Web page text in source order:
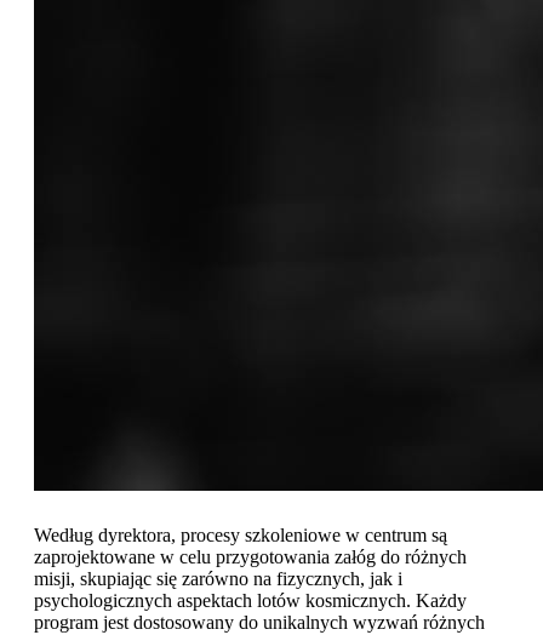
Według dyrektora, procesy szkoleniowe w centrum są
zaprojektowane w celu przygotowania załóg do różnych
misji, skupiając się zarówno na fizycznych, jak i
psychologicznych aspektach lotów kosmicznych. Każdy
program jest dostosowany do unikalnych wyzwań różnych